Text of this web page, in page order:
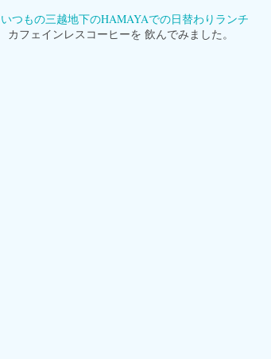
いつもの三越地下のHAMAYAでの日替わりランチ
カフェインレスコーヒーを 飲んでみました。